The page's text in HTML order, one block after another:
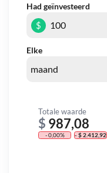
Had geïnvesteerd
Elke
$
Totale waarde
$ 987,08
- 0,00% - $ 2.412,92